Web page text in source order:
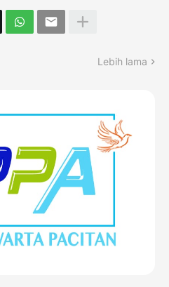
Lebih lama